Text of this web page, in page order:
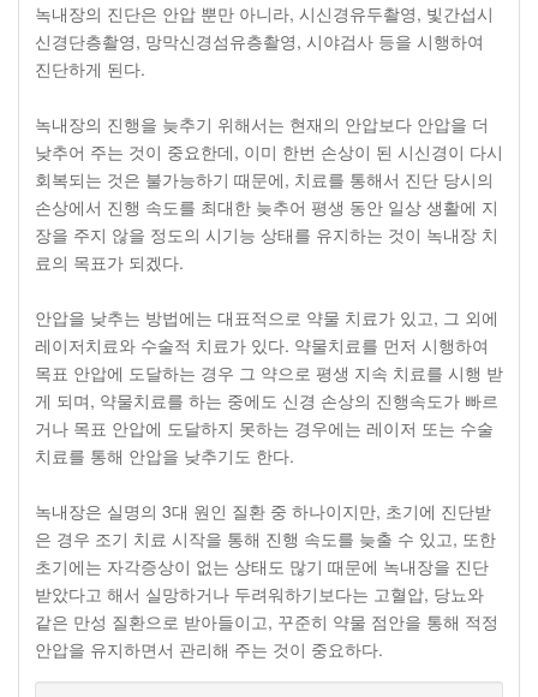
녹내장의 진단은 안압 뿐만 아니라, 시신경유두촬영, 빛간섭시
신경단층촬영, 망막신경섬유층촬영, 시야검사 등을 시행하여
진단하게 된다.
녹내장의 진행을 늦추기 위해서는 현재의 안압보다 안압을 더
낮추어 주는 것이 중요한데, 이미 한번 손상이 된 시신경이 다시
회복되는 것은 불가능하기 때문에, 치료를 통해서 진단 당시의
손상에서 진행 속도를 최대한 늦추어 평생 동안 일상 생활에 지
장을 주지 않을 정도의 시기능 상태를 유지하는 것이 녹내장 치
료의 목표가 되겠다.
안압을 낮추는 방법에는 대표적으로 약물 치료가 있고, 그 외에
레이저치료와 수술적 치료가 있다. 약물치료를 먼저 시행하여
목표 안압에 도달하는 경우 그 약으로 평생 지속 치료를 시행 받
게 되며, 약물치료를 하는 중에도 신경 손상의 진행속도가 빠르
거나 목표 안압에 도달하지 못하는 경우에는 레이저 또는 수술
치료를 통해 안압을 낮추기도 한다.
녹내장은 실명의 3대 원인 질환 중 하나이지만, 초기에 진단받
은 경우 조기 치료 시작을 통해 진행 속도를 늦출 수 있고, 또한
초기에는 자각증상이 없는 상태도 많기 때문에 녹내장을 진단
받았다고 해서 실망하거나 두려워하기보다는 고혈압, 당뇨와
같은 만성 질환으로 받아들이고, 꾸준히 약물 점안을 통해 적정
안압을 유지하면서 관리해 주는 것이 중요하다.